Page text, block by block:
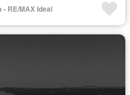
RE/MAX Ideal